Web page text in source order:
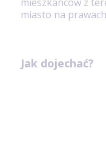
miasto na
Jak dojechać?